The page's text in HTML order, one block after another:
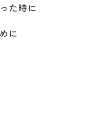
た時に
に